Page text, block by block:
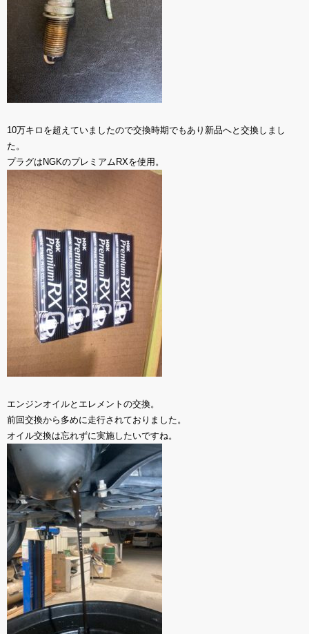
10万キロを超えていましたので交換時期でもあり新品へと交換しまし
た。
プラグはNGKのプレミアムRXを使用。
エンジンオイルとエレメントの交換。
前回交換から多めに走行されておりました。
オイル交換は忘れずに実施したいですね。